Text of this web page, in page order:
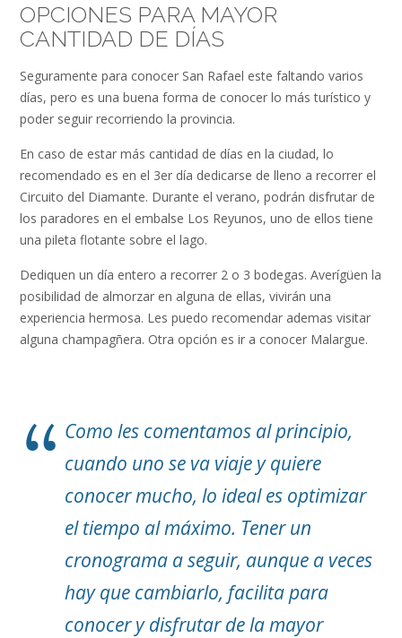
OPCIONES PARA MAYOR
CANTIDAD DE DÍAS
Seguramente para conocer San Rafael este faltando varios
días, pero es una buena forma de conocer lo más turístico y
poder seguir recorriendo la provincia.
En caso de estar más cantidad de días en la ciudad, lo
recomendado es en el 3er día dedicarse de lleno a recorrer el
Circuito del Diamante. Durante el verano, podrán disfrutar de
los paradores en el embalse Los Reyunos, uno de ellos tiene
una pileta flotante sobre el lago.
Dediquen un día entero a recorrer 2 o 3 bodegas. Averígüen la
posibilidad de almorzar en alguna de ellas, vivirán una
experiencia hermosa. Les puedo recomendar ademas visitar
alguna champagñera. Otra opción es ir a conocer Malargue.
Como les comentamos al principio,
cuando uno se va viaje y quiere
conocer mucho, lo ideal es optimizar
el tiempo al máximo. Tener un
cronograma a seguir, aunque a veces
hay que cambiarlo, facilita para
conocer y disfrutar de la mayor